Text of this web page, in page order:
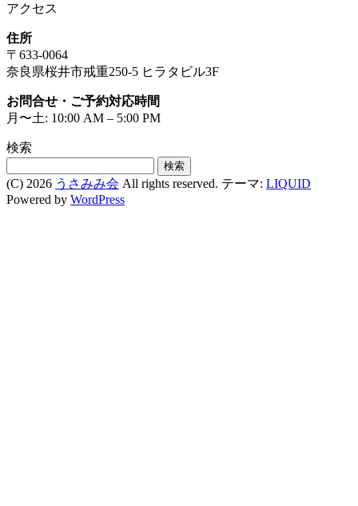
アクセス
住所
〒633-0064
奈良県桜井市戒重250-5 ヒラタビル3F
お問合せ・ご予約対応時間
月〜土: 10:00 AM – 5:00 PM
検索
索:
(C) 2026 うさみみ会 All rights reserved. テーマ: LIQUID
Powered by WordPress